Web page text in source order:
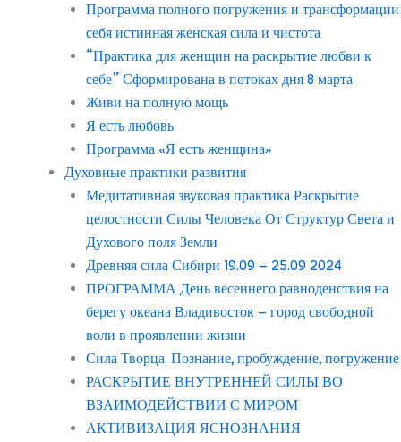
Программа полного погружения и трансформации
себя истинная женская сила и чистота
“Практика для женщин на раскрытие любви к
себе” Сформирована в потоках дня 8 марта
Живи на полную мощь
Я есть любовь
Программа «Я есть женщина»
Духовные практики развития
Медитативная звуковая практика Раскрытие
целостности Силы Человека От Структур Света и
Духового поля Земли
Древняя сила Сибири 19.09 – 25.09 2024
ПРОГРАММА День весеннего равноденствия на
берегу океана Владивосток – город свободной
воли в проявлении жизни
Сила Творца. Познание, пробуждение, погружение
РАСКРЫТИЕ ВНУТРЕННЕЙ СИЛЫ ВО
ВЗАИМОДЕЙСТВИИ С МИРОМ
АКТИВИЗАЦИЯ ЯСНОЗНАНИЯ